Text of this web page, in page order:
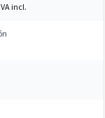
IVA incl.